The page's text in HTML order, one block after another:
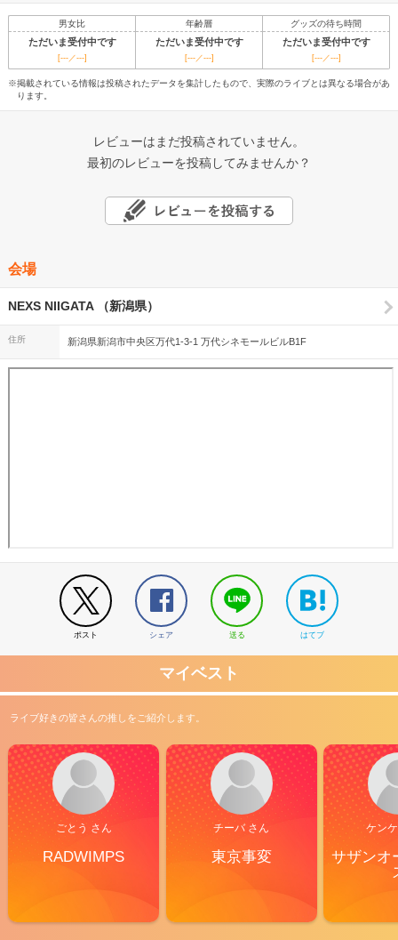
男女比 年齢層 グッズの待ち時間
ただいま受付中です ただいま受付中です ただいま受付中です
[---／---] [---／---] [---／---]
※掲載されている情報は投稿されたデータを集計したもので、実際のライブとは異なる場合があ
ります。
レビューはまだ投稿されていません。
最初のレビューを投稿してみませんか？
会場
NEXS NIIGATA （新潟県）
住所 新潟県新潟市中央区万代1-3-1 万代シネモールビルB1F
ポスト シェア 送る はてブ
マイベスト
ライブ好きの皆さんの推しをご紹介します。
ごとう さん
RADWIMPS
チーバ さん
東京事変
ケン
サザンオ